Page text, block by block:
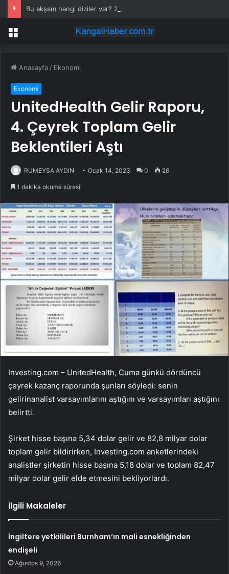
Menü
Anasayfa / Ekonomi
Ekonomi
UnitedHealth Gelir Raporu,
4. Çeyrek Toplam Gelir
Beklentileri Aştı
RUMEYSA AYDIN Ocak 14, 2023 0 26
1 dakika okuma süresi
Investing.com – UnitedHealth, Cuma günkü dördüncü
çeyrek kazanç raporunda şunları söyledi: senin
gelirinanalist varsayımlarını aştığını ve varsayımları aştığını
belirtti.
Şirket hisse başına 5,34 dolar gelir ve 82,8 milyar dolar
toplam gelir bildirirken, Investing.com anketlerindeki
analistler şirketin hisse başına 5,18 dolar ve toplam 82,47
milyar dolar gelir elde etmesini bekliyorlardı.
İlgili Makaleler
İngiltere yetkilileri Burnham’ın mali esnekliğinden
endişeli
Ağustos 9, 2026